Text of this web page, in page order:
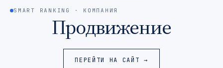
SMART RANKING · КОМПАНИЯ
Продвижение
ПЕРЕЙТИ НА САЙТ →